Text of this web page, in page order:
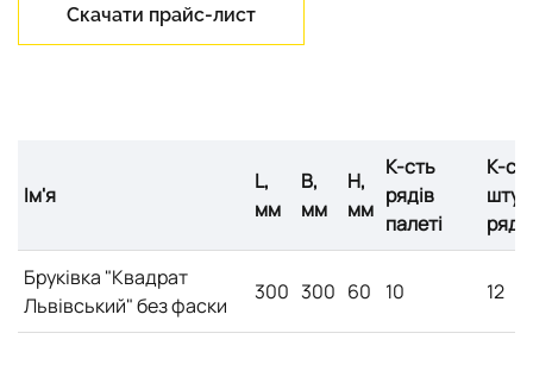
Скачати прайс-лист
Ім'я
L,
мм
B,
мм
H,
мм
К-сть
рядів
палеті
К-
штук
ряді
Бруківка "Квадрат
Львівський" без фаски
300 300 60 10 12